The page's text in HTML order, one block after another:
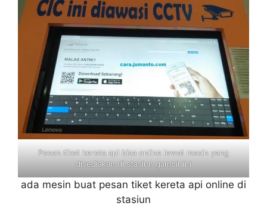
Pesan tiket kereta api bisa online lewat mesin yang
disediakan di stasiun gambir ini
ada mesin buat pesan tiket kereta api online di
stasiun